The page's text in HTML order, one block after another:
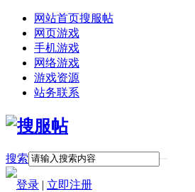
网站首页搜服帖
网页游戏
手机游戏
网络游戏
游戏资源
站务联系
搜索
登录 | 立即注册